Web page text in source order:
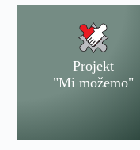
Projekt
"Mi možemo"